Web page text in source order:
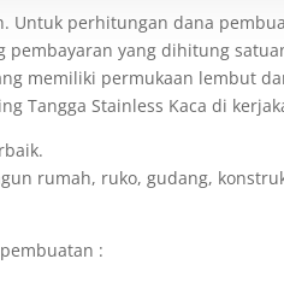
Untuk perhitungan dana
yang dihitung
memiliki permukaan lembut
Tangga Stainless Kaca di
rumah, ruko, gudang,
: